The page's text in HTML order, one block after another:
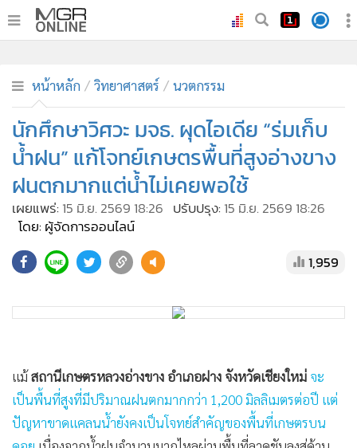
• ทันเหตุการณ์
• ภาคใต้
• ภูมิภาค
• Online Section
• บันเทิง
• ผู้จัดการรายวัน
คอลัมนิสต์
• ละคร
• Cyber BIZ
• Green Innovation & SD
• Management & HR
• MGR Live
หน้าหลัก วิทยาศาสตร์ นวตกรรม
นักศึกษาวิศวะ มจธ. ผุดไอเดีย “ร่มเก็บ
น้ำฝน” แก้โจทย์เกษตรพื้นที่สูงอ่างขาง
ฝนตกมากแต่น้ำไม่เคยพอใช้
เผยแพร่: 15 มิ.ย. 2569 18:26 ปรับปรุง: 15 มิ.ย. 2569 18:26
โดย: ผู้จัดการออนไลน์
1,959
แม้สถานีเกษตรหลวงอ่างขาง อำเภอฝาง จังหวัดเชียงใหม่ จะ
เป็นพื้นที่สูงที่มีปริมาณฝนตกมากกว่า 1,200 มิลลิเมตรต่อปี แต่
ปัญหาขาดแคลนน้ำยังคงเป็นโจทย์สำคัญของพื้นที่เกษตรบน